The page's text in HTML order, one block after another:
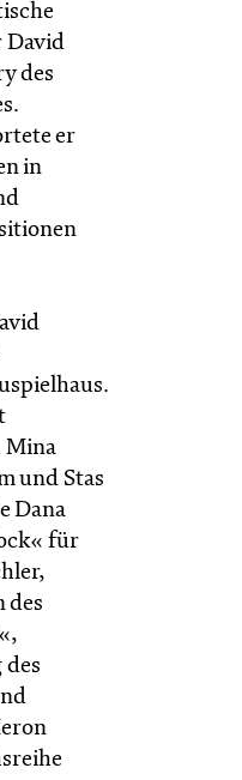
David
des
er
in
Mina
und Stas
Dana
für
des